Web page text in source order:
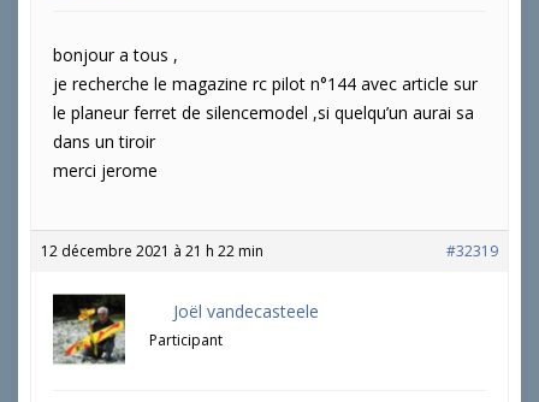
bonjour a tous ,
je recherche le magazine rc pilot n°144 avec article sur
le planeur ferret de silencemodel ,si quelqu’un aurai sa
dans un tiroir
merci jerome
12 décembre 2021 à 21 h 22 min #32319
Joël vandecasteele
Participant